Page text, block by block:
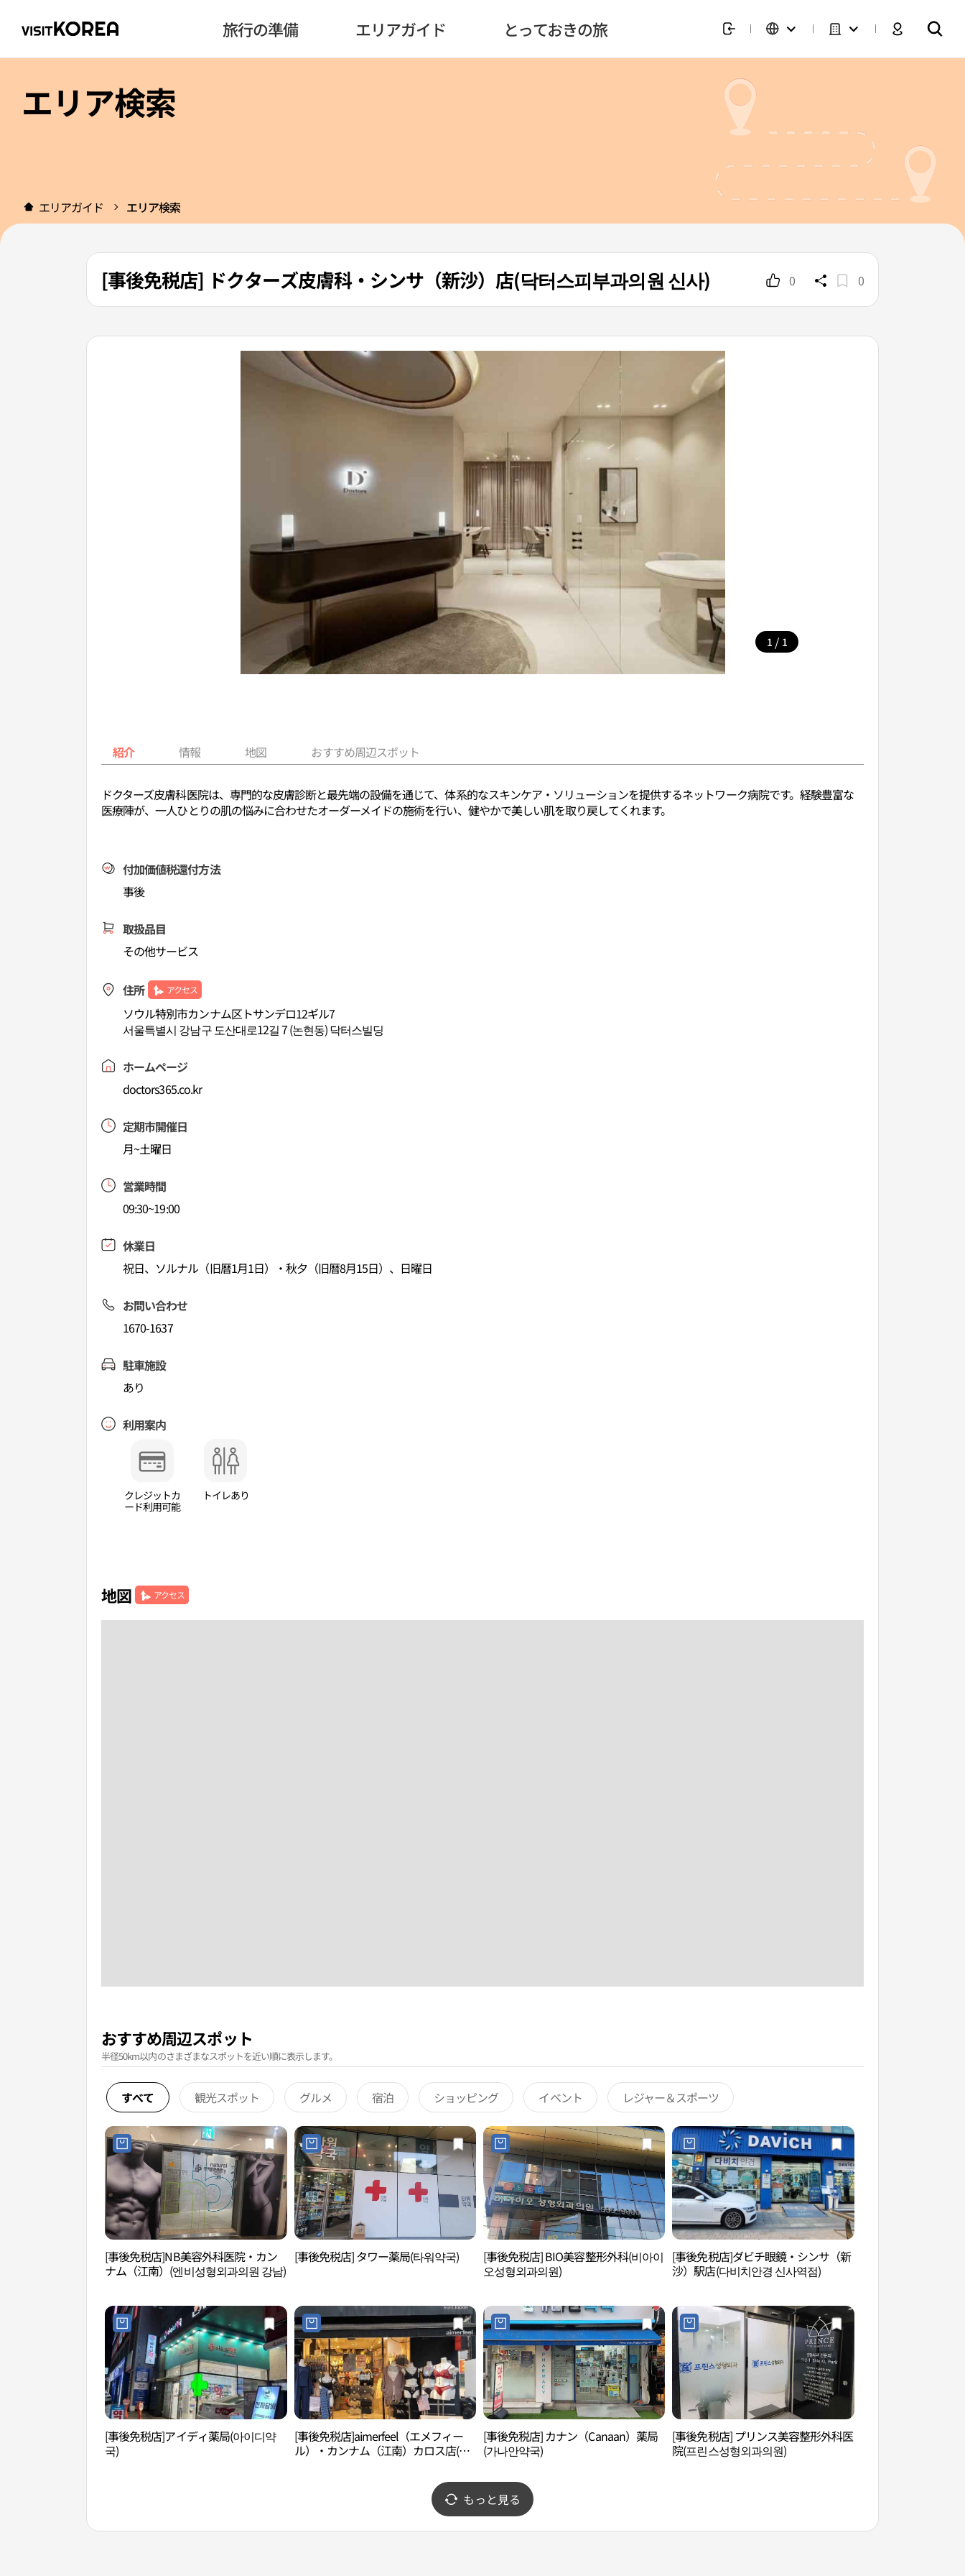
旅行の準備 エリアガイド とっておきの旅
エリア検索
エリアガイド エリア検索
[事後免税店] ドクターズ皮膚科・シンサ（新沙）店(닥터스피부과의원 신사) 0 0
1 / 1
紹介 情報 地図 おすすめ周辺スポット
ドクターズ皮膚科医院は、専門的な皮膚診断と最先端の設備を通じて、体系的なスキンケア・ソリューションを提供するネットワーク病院です。経験豊富な
医療陣が、一人ひとりの肌の悩みに合わせたオーダーメイドの施術を行い、健やかで美しい肌を取り戻してくれます。
付加価値税還付方法
事後
取扱品目
その他サービス
住所 アクセス
ソウル特別市カンナム区トサンデロ12ギル7
서울특별시 강남구 도산대로12길 7 (논현동) 닥터스빌딩
ホームページ
doctors365.co.kr
定期市開催日
月~土曜日
営業時間
09:30~19:00
休業日
祝日、ソルナル（旧暦1月1日）・秋夕（旧暦8月15日）、日曜日
お問い合わせ
1670-1637
駐車施設
あり
利用案内
クレジットカ
ード利用可能
トイレあり
地図 アクセス
おすすめ周辺スポット
半径50km以内のさまざまなスポットを近い順に表示します。
すべて 観光スポット グルメ 宿泊 ショッピング イベント レジャー＆スポーツ
[事後免税店]NB美容外科医院・カン
ナム（江南）(엔비성형외과의원 강남)
[事後免税店] タワー薬局(타워약국)
[事後免税店] BIO美容整形外科(비아이
오성형외과의원)
[事後免税店]ダビチ眼鏡・シンサ（新
沙）駅店(다비치안경 신사역점)
[事後免税店]アイディ薬局(아이디약
국)
[事後免税店]aimerfeel（エメフィー
ル）・カンナム（江南）カロス店(에
[事後免税店] カナン（Canaan）薬局
(가나안약국)
[事後免税店] プリンス美容整形外科医
院(프린스성형외과의원)
もっと見る